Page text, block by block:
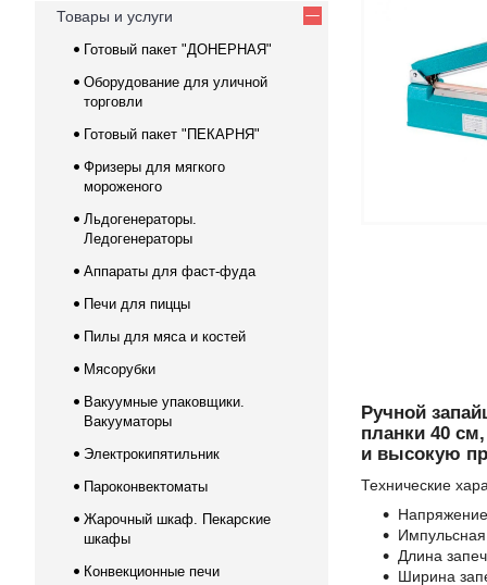
Ручной
планки 40
и высокую
Технические
Длина
Ширина
Товары и услуги
Готовый пакет "ДОНЕРНАЯ"
Оборудование для уличной
торговли
Готовый пакет "ПЕКАРНЯ"
Фризеры для мягкого
мороженого
Льдогенераторы.
Ледогенераторы
Аппараты для фаст-фуда
Печи для пиццы
Пилы для мяса и костей
Мясорубки
Вакуумные упаковщики.
Вакууматоры
Электрокипятильник
Пароконвектоматы
Жарочный шкаф. Пекарские
шкафы
Конвекционные печи